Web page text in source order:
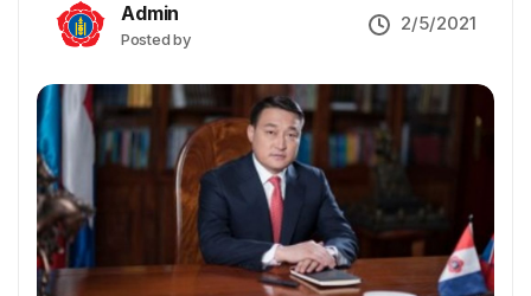
Admin
Posted by
2/5/2021